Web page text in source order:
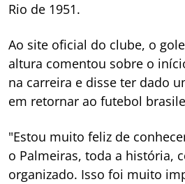
Rio de 1951.
Ao site oficial do clube, o
altura comentou sobre o
na carreira e disse ter dado
em retornar ao futebol
"Estou muito feliz de
o Palmeiras, toda a história,
organizado. Isso foi muito